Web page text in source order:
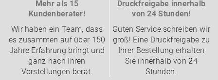
Mehr als 15
Kundenberater!
Wir haben ein Team, dass
es zusammen auf über 150
Jahre Erfahrung bringt und
ganz nach Ihren
Vorstellungen berät.
Druckfreigabe innerhalb
von 24 Stunden!
Guten Service schreiben wir
groß! Eine Druckfreigabe zu
Ihrer Bestellung erhalten
Sie innerhalb von 24
Stunden.